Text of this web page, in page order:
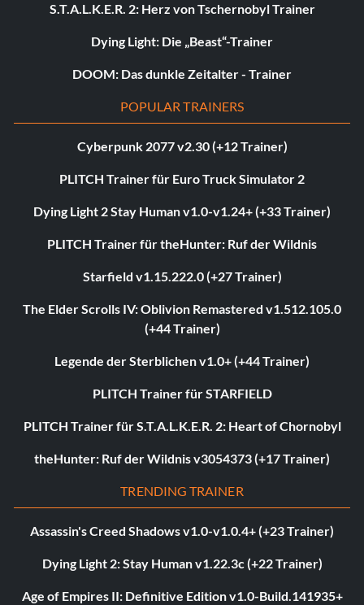
S.T.A.L.K.E.R. 2: Herz von Tschernobyl Trainer
Dying Light: Die „Beast“-Trainer
DOOM: Das dunkle Zeitalter - Trainer
POPULAR TRAINERS
Cyberpunk 2077 v2.30 (+12 Trainer)
PLITCH Trainer für Euro Truck Simulator 2
Dying Light 2 Stay Human v1.0-v1.24+ (+33 Trainer)
PLITCH Trainer für theHunter: Ruf der Wildnis
Starfield v1.15.222.0 (+27 Trainer)
The Elder Scrolls IV: Oblivion Remastered v1.512.105.0
(+44 Trainer)
Legende der Sterblichen v1.0+ (+44 Trainer)
PLITCH Trainer für STARFIELD
PLITCH Trainer für S.T.A.L.K.E.R. 2: Heart of Chornobyl
theHunter: Ruf der Wildnis v3054373 (+17 Trainer)
TRENDING TRAINER
Assassin's Creed Shadows v1.0-v1.0.4+ (+23 Trainer)
Dying Light 2: Stay Human v1.22.3c (+22 Trainer)
Age of Empires II: Definitive Edition v1.0-Build.141935+